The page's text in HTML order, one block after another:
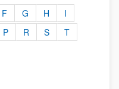
(A-Z)
F G H
I
P R S
T